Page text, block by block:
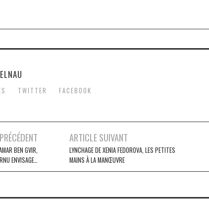
TWITTER FACEBOOK
BEN GVIR,
ENVISAGE…
ARTICLE SUIVANT
LYNCHAGE DE XENIA FEDOROVA, LES PETITES
MAINS À LA MANŒUVRE